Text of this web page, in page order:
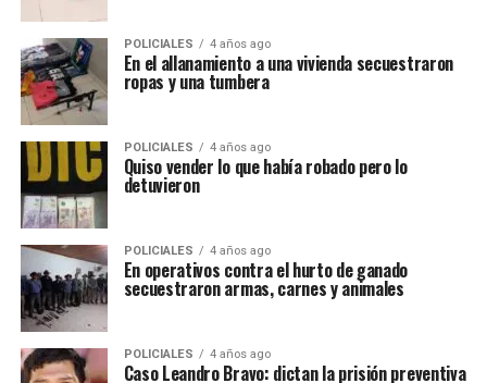
POLICIALES 4 años ago
En el allanamiento a una vivienda secuestraron
ropas y una tumbera
POLICIALES 4 años ago
Quiso vender lo que había robado pero lo
detuvieron
POLICIALES 4 años ago
En operativos contra el hurto de ganado
secuestraron armas, carnes y animales
POLICIALES 4 años ago
Caso Leandro Bravo: dictan la prisión preventiva